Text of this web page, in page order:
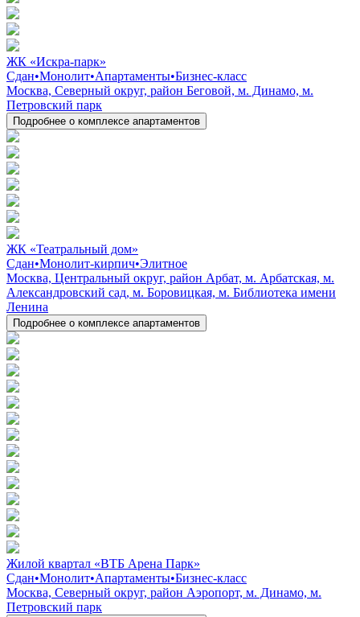
ЖК «Искра-парк»
Сдан•Монолит•Апартаменты•Бизнес-класс
Москва, Северный округ, район Беговой, м. Динамо, м.
Петровский парк
Подробнее о комплексе апартаментов
ЖК «Театральный дом»
Сдан•Монолит-кирпич•Элитное
Москва, Центральный округ, район Арбат, м. Арбатская, м.
Александровский сад, м. Боровицкая, м. Библиотека имени
Ленина
Подробнее о комплексе апартаментов
Жилой квартал «ВТБ Арена Парк»
Сдан•Монолит•Апартаменты•Бизнес-класс
Москва, Северный округ, район Аэропорт, м. Динамо, м.
Петровский парк